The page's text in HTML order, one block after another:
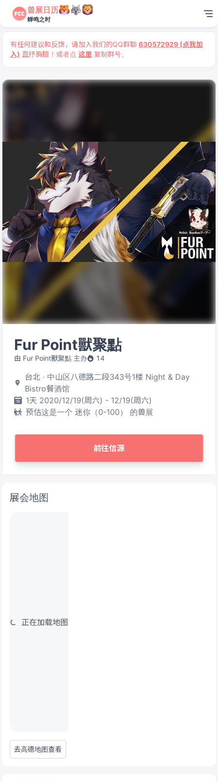
兽展日历
蝉鸣之时
有任何建议和反馈，请加入我们的QQ群聊 630572929 (点我加
入) 直抒胸臆！或者点 这里 复制群号。
Fur Point獸聚點
由 Fur Point獸聚點 主办 14
台北 · 中山区八德路二段343号1楼 Night & Day
Bistro餐酒馆
1天 2020/12/19(周六) - 12/19(周六)
预估这是一个 迷你（0-100） 的兽展
前往信源
展会地图
正在加载地图
去高德地图查看